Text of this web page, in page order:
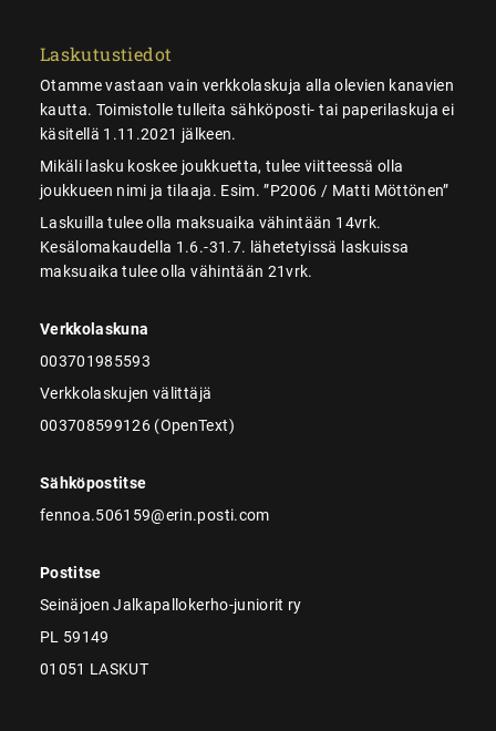
Laskutustiedot
Otamme vastaan vain verkkolaskuja alla olevien kanavien
kautta. Toimistolle tulleita sähköposti- tai paperilaskuja ei
käsitellä 1.11.2021 jälkeen.
Mikäli lasku koskee joukkuetta, tulee viitteessä olla
joukkueen nimi ja tilaaja. Esim. ”P2006 / Matti Möttönen”
Laskuilla tulee olla maksuaika vähintään 14vrk.
Kesälomakaudella 1.6.-31.7. lähetetyissä laskuissa
maksuaika tulee olla vähintään 21vrk.
Verkkolaskuna
003701985593
Verkkolaskujen välittäjä
003708599126 (OpenText)
Sähköpostitse
fennoa.506159@erin.posti.com
Postitse
Seinäjoen Jalkapallokerho-juniorit ry
PL 59149
01051 LASKUT